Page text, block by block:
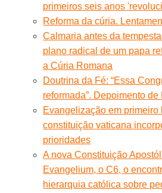
primeiros seis anos
Reforma da cúria.
Calmaria antes da
plano radical de um papa
a Cúria Romana
Doutrina da Fé: “Essa
reformada”. Depoimento de
Evangelização em primeiro
constituição vaticana
prioridades
A nova Constituição
Evangelium, o C6, o
hierarquia católica sobre